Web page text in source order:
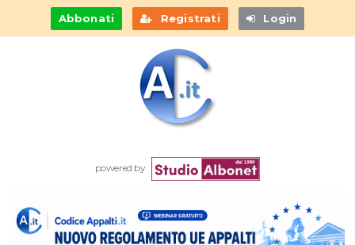
Abbonati Registrati Login
powered by